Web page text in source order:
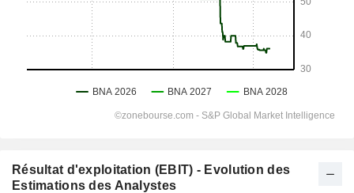
Résultat d'exploitation (EBIT) - Evolution des
Estimations des Analystes